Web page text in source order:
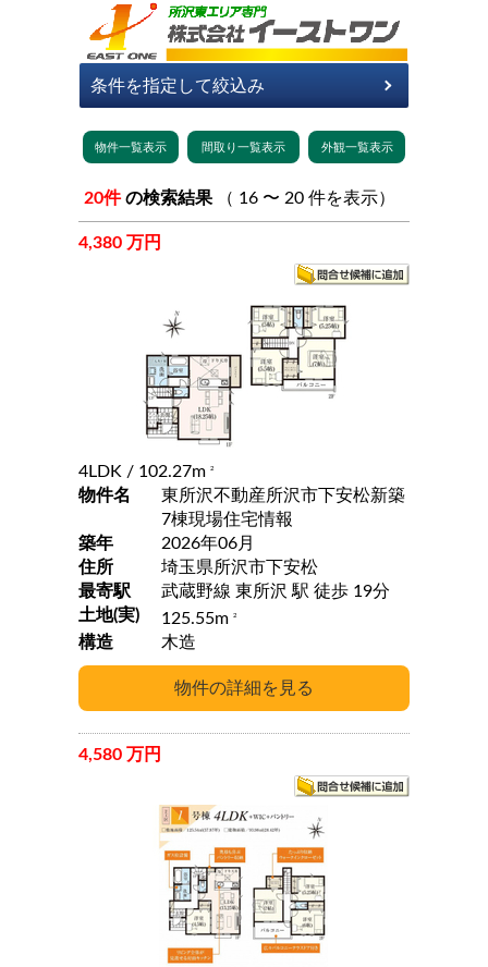
20件 の検索結果 （ 16 〜 20 件を表示）
4,380 万円
4LDK / 102.27m 2
物件名
東所沢不動産所沢市下安松新築
7棟現場住宅情報
築年
2026年06月
住所
埼玉県所沢市下安松
最寄駅
武蔵野線 東所沢 駅 徒歩 19分
土地(実)
125.55m 2
構造 木造
4,580 万円